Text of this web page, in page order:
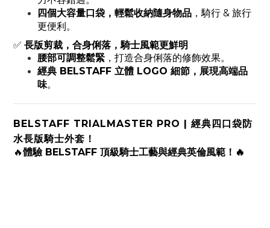
四個大容量口袋，輕鬆收納隨身物品 ，騎行 & 旅行
更便利。
✅ 長版剪裁，合身俐落，騎士風範更鮮明
腰部可調整鬆緊 ，打造合身俐落的修飾效果。
經典 BELSTAFF 立體 LOGO 細節，展現高端品
味。
BELSTAFF TRIALMASTER PRO | 經典四口袋防
水長版騎士外套！
🔥體驗 BELSTAFF 頂級騎士工藝與經典英倫風範！🔥